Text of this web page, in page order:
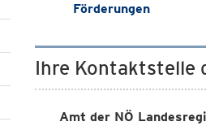
Förderungen
Ihre Kontaktstelle
Amt der NÖ